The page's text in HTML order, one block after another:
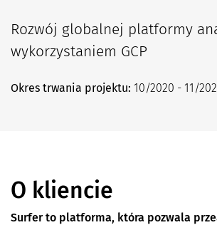
Rozwój globalnej platformy
wykorzystaniem GCP
Okres trwania projektu: 10/2020 - 11/
O kliencie
Surfer to platforma, która pozwala